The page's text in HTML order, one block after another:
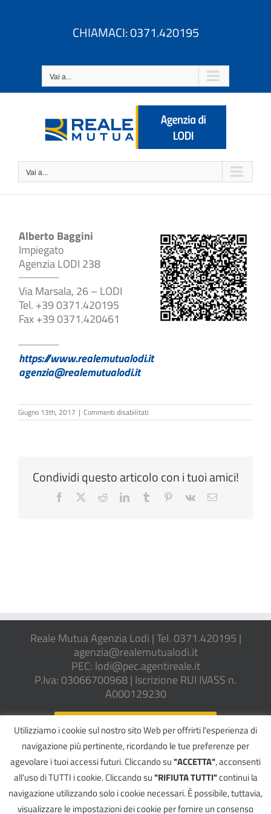
CHIAMACI: 0371.420195
Vai a...
Vai a...
Alberto Baggini
Impiegato
Agenzia LODI 238
Via Marsala, 26 – LODI
Tel. +39 0371.420195
Fax +39 0371.420461
https://www.realemutualodi.it
agenzia@realemutualodi.it
Giugno 13th, 2017 | Commenti disabilitati
Alberto
Condividi questo articolo con i tuoi amici!
Facebook RedditLinkedInTumblr Pinterest
Vk Email
Reale Mutua Agenzia Lodi | Tel. 0371.420195 |
agenzia@realemutualodi.it
PEC: lodi@pec.agentireale.it
P.Iva: 03066700968 | Iscrizione RUI IVASS n.
A000129230
REGOLAMENTO IVASS N. 40/2018
©2026 CASU ALDO E CASU ROBERTO SNC | All Rights Reserved
Informativa Privacy|Cookie Policy|Reclami|Whistleblowing|Registro
INTERMEDIARIO SOGGETTO AL CONTROLLO DELL'IVASS
Utilizziamo i cookie sul nostro sito Web per offrirti l'esperienza di
navigazione più pertinente, ricordando le tue preferenze per
agevolare i tuoi accessi futuri. Cliccando su"ACCETTA", acconsenti
all'uso di TUTTI i cookie. Cliccando su"RIFIUTA TUTTI"continui la
navigazione utilizzando solo i cookie necessari. È possibile, tuttavia,
visualizzare le impostazioni dei cookie per fornire un consenso